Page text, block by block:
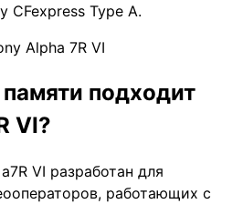
CFexpress Type A.
подходит
VI?
VI разработан для
работающих с